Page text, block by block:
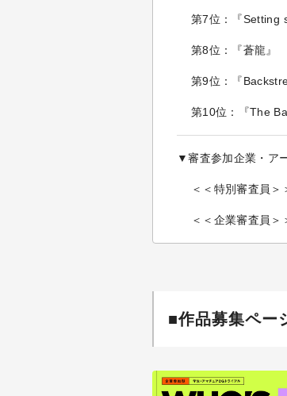
第7位：『Setting
第8位：『蒼龍』
第9位：『
第10位：『The
▼審査参加企業・ア
＜＜特別審査員＞
＜＜企業審査員＞
■作品募集ペー